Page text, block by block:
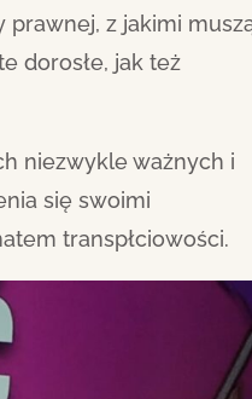
prawnej, z jakimi
dorosłe, jak też
niezwykle ważnych i
się swoimi
transpłciowości.